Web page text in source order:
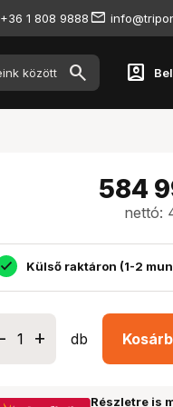
+36 1 808 9888
account_box
584
nettó:
Külső raktáron (1-2
db
Részletre is